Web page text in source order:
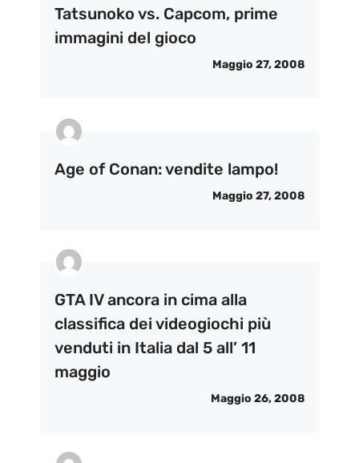
Tatsunoko vs. Capcom, prime
immagini del gioco
Maggio 27, 2008
Age of Conan: vendite lampo!
Maggio 27, 2008
GTA IV ancora in cima alla
classifica dei videogiochi più
venduti in Italia dal 5 all’ 11
maggio
Maggio 26, 2008